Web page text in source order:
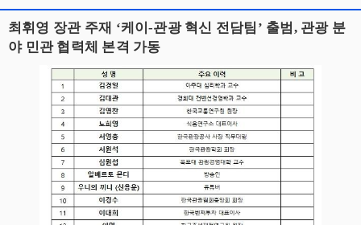
최휘영 장관 주재 ‘케이-관광 혁신 전담팀’ 출범, 관광 분
야 민관 협력체 본격 가동